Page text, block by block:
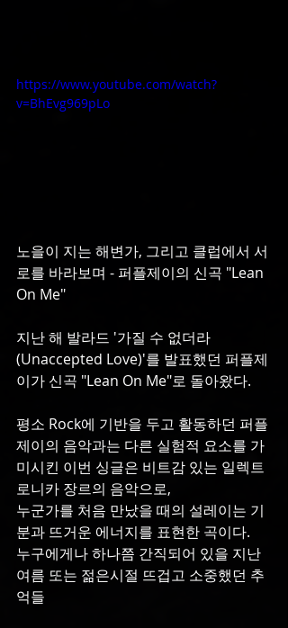
https://www.youtube.com/watch?
v=BhEvg969pLo
노을이 지는 해변가, 그리고 클럽에서 서
로를 바라보며 - 퍼플제이의 신곡 "Lean
On Me"
지난 해 발라드 '가질 수 없더라
(Unaccepted Love)'를 발표했던 퍼플제
이가 신곡 "Lean On Me"로 돌아왔다.
평소 Rock에 기반을 두고 활동하던 퍼플
제이의 음악과는 다른 실험적 요소를 가
미시킨 이번 싱글은 비트감 있는 일렉트
로니카 장르의 음악으로,
누군가를 처음 만났을 때의 설레이는 기
분과 뜨거운 에너지를 표현한 곡이다.
누구에게나 하나쯤 간직되어 있을 지난
여름 또는 젊은시절 뜨겁고 소중했던 추
억들